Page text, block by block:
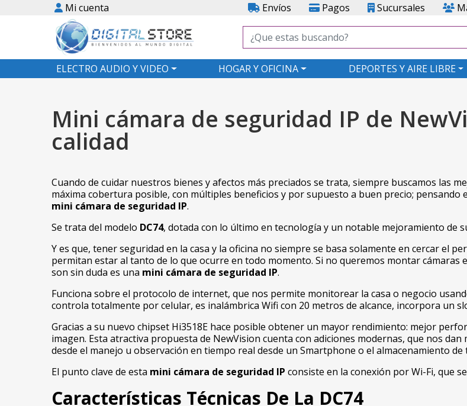
Mi cuenta Envíos Pagos Sucursales
ELECTRO AUDIO Y VIDEO HOGAR Y OFICINA DEPORTES Y AIRE LIBRE
Mini cámara de seguridad IP de
calidad
Cuando de cuidar nuestros bienes y afectos más preciados se trata, siempre buscamos las
máxima cobertura posible, con múltiples beneficios y por supuesto a buen precio;
mini cámara de seguridad IP.
Se trata del modelo DC74, dotada con lo último en tecnología y un notable mejoramiento de
Y es que, tener seguridad en la casa y la oficina no siempre se basa solamente en cercar el
permitan estar al tanto de lo que ocurre en todo momento. Si no queremos montar
son sin duda es una mini cámara de seguridad IP.
Funciona sobre el protocolo de internet, que nos permite monitorear la casa o negocio
controla totalmente por celular, es inalámbrica Wifi con 20 metros de alcance, incorpora un
Gracias a su nuevo chipset Hi3518E hace posible obtener un mayor rendimiento: mejor
imagen. Esta atractiva propuesta de NewVision cuenta con adiciones modernas, que nos
desde el manejo u observación en tiempo real desde un Smartphone o el almacenamiento
El punto clave de esta mini cámara de seguridad IP consiste en la conexión por Wi-Fi, que
Características Técnicas De La DC74